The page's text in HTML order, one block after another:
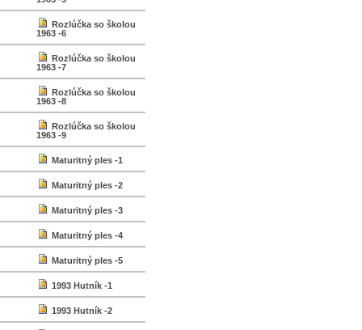
Rozlúčka so školou
1963 -6
Rozlúčka so školou
1963 -7
Rozlúčka so školou
1963 -8
Rozlúčka so školou
1963 -9
Maturitný ples -1
Maturitný ples -2
Maturitný ples -3
Maturitný ples -4
Maturitný ples -5
1993 Hutník -1
1993 Hutník -2